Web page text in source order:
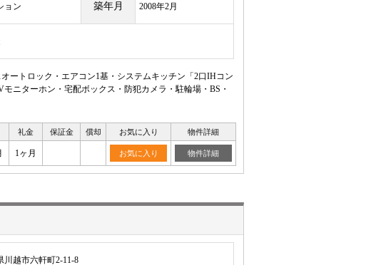
ョン 築年月 2008年2月
トロック・エアコン1基・システムキッチン「2口IHコン
ニターホン・宅配ボックス・防犯カメラ・駐輪場・BS・
礼金 保証金 償却 お気に入り 物件詳細
1ヶ月 お気に入り 物件詳細
川越市六軒町2-11-8